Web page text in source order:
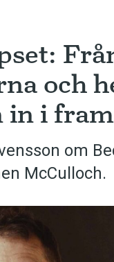
och
in i
om
McCulloch.